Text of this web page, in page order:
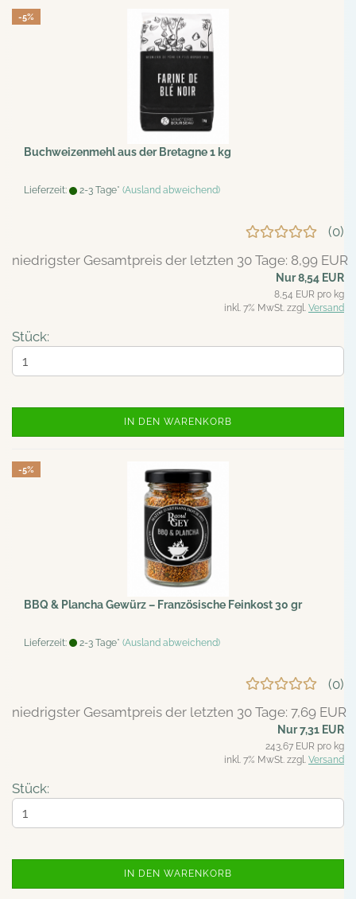
-5%
Buchweizenmehl aus der Bretagne 1 kg
Lieferzeit: 2-3 Tage* (Ausland abweichend)
0
niedrigster Gesamtpreis der letzten 30 Tage: 8,99 EUR
Nur 8,54 EUR
8,54 EUR pro kg
inkl. 7% MwSt. zzgl. Versand
Stück:
IN DEN WARENKORB
-5%
BBQ & Plancha Gewürz – Französische Feinkost 30 gr
Lieferzeit: 2-3 Tage* (Ausland abweichend)
0
niedrigster Gesamtpreis der letzten 30 Tage: 7,69 EUR
Nur 7,31 EUR
243,67 EUR pro kg
inkl. 7% MwSt. zzgl. Versand
Stück:
IN DEN WARENKORB